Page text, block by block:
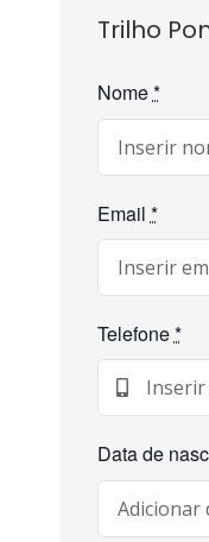
Trilho
Nome*
Email *
Telefone*
Data de